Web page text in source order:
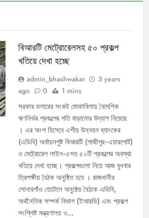
বিআরটি মেট্রোরেলসহ ৫০ প্রকল্প
খতিয়ে দেখা হচ্ছে
admin_bhashwakar
3 years
ago
0 1 mins
সরকার ডলারের সংকট মোকাবিলায় বৈদেশিক
ঋণনির্ভর প্রকল্পের গতি বাড়ানোর উদ্যাগ নিয়েছে
। এর অংশ হিসেবে এশীয় উন্নয়ন ব্যাংকের
(এডিবি) অর্থায়নপুষ্ট বিআরটি (গাজীপুর-এয়ারপোর্ট)
ও মেট্রোরেল লাইন-৫সহ ৫০টি প্রকল্পের অবস্থা
খতিয়ে দেখা হচ্ছে। প্রকল্পগুলো নিয়ে আজ বুধবার
ত্রিপক্ষীয় বৈঠক অনুষ্ঠিত হবে । রাজধানীর
সোনারগাঁও হোটেলে অনুষ্ঠেয় বৈঠকে এডিবি,
অর্থনৈতিক সম্পর্ক বিভাগ (ইআরডি) এবং প্রকল্প
সংশ্লিষ্ট মন্ত্রণালয় ও…